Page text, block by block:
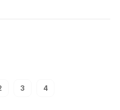
3 4